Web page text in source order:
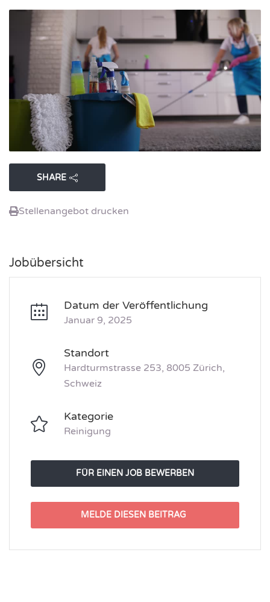
SHARE
Stellenangebot drucken
Jobübersicht
Datum der Veröffentlichung
Januar 9, 2025
Standort
Hardturmstrasse 253, 8005 Zürich,
Schweiz
Kategorie
Reinigung
FÜR EINEN JOB BEWERBEN
MELDE DIESEN BEITRAG